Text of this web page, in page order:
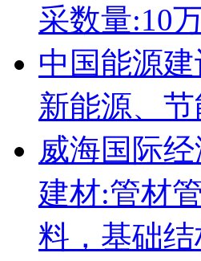
采数量:10
中国能源
新能源、
威海国际
建材:管材
料，基础